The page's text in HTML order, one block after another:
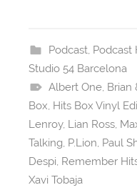
e
b
o
o
k
a
d
s
s
A
p
p
Podcast, Podcast
Studio 54 Barcelona
Albert One, Brian
Box, Hits Box Vinyl
Lenroy, Lian Ross,
Talking, P.Lion, Paul
Despi, Remember
Xavi Tobaja